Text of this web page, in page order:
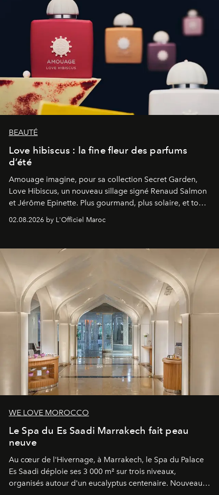
BEAUTÉ
Love hibiscus : la fine fleur des parfums
d’été
Amouage imagine, pour sa collection Secret Garden,
Love Hibiscus, un nouveau sillage signé Renaud Salmon
et Jérôme Epinette. Plus gourmand, plus solaire, et tout
02.08.2026 by L'Officiel Maroc
WE LOVE MOROCCO
Le Spa du Es Saadi Marrakech fait peau
neuve
Au cœur de l'Hivernage, à Marrakech, le Spa du Palace
Es Saadi déploie ses 3 000 m² sur trois niveaux,
organisés autour d'un eucalyptus centenaire. Nouveau